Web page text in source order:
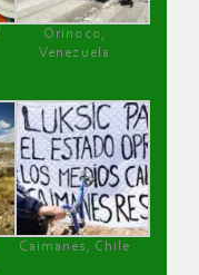
Orinoco,
Venezuela
Caimanes, Chile